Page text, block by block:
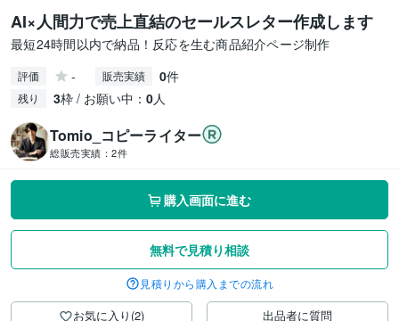
AI×人間力で売上直結のセールスレター作成します
最短24時間以内で納品！反応を生む商品紹介ページ制作
評価 - 販売実績 0件
残り 3枠 / お願い中： 0人
Tomio_コピーライター
総販売実績： 2件
購入画面に進む
無料で見積り相談
見積りから購入までの流れ
お気に入り(2) 出品者に質問